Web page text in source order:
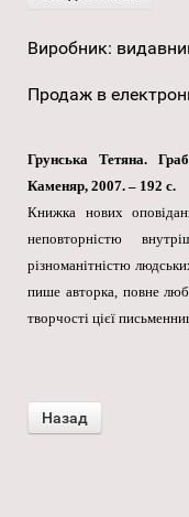
Виробник:
Продаж в
Грунська Тетяна.
Каменяр, 2007. – 192 с.
Книжка нових
неповторністю
різноманітністю
пише авторка, повне
творчості цієї